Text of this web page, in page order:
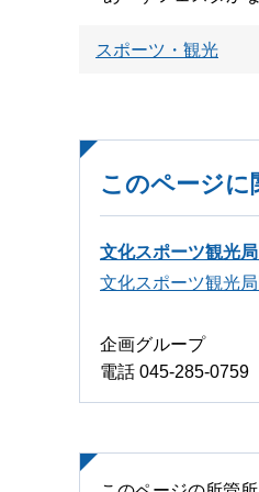
スポーツ・観光
このページに
文化スポーツ観光
文化スポーツ観光
企画グループ
電話 045-285-0759